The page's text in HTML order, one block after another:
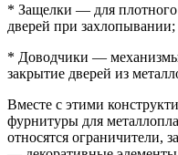
* Защелки — для плотного
дверей при захлопывании;
* Доводчики —
закрытие дверей из
Вместе с этими
фурнитуры для
относятся ограничители,